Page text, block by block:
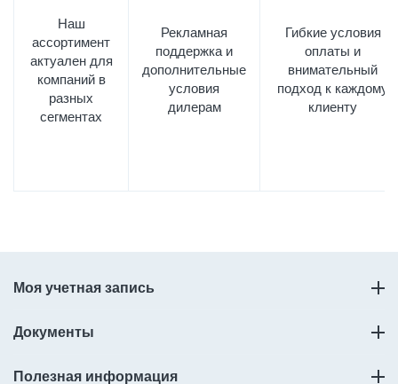
Наш
ассортимент
актуален для
компаний в
разных
сегментах
Рекламная
поддержка и
дополнительные
условия
дилерам
Гибкие условия
оплаты и
внимательный
подход к каждому
клиенту
Моя учетная запись
Документы
Полезная информация